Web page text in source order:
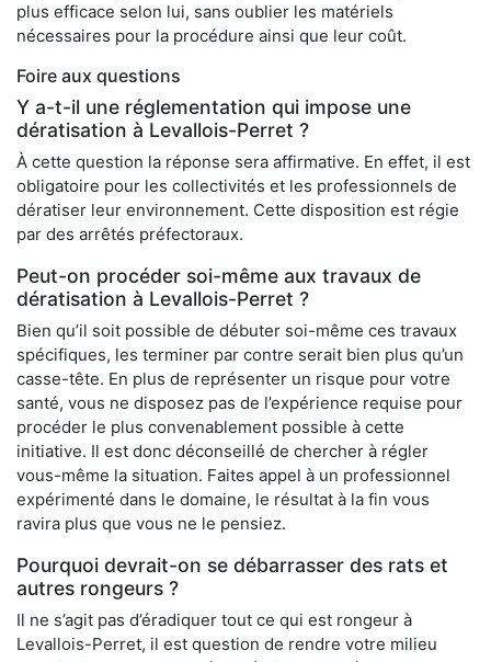
plus efficace selon lui, sans oublier les matériels
nécessaires pour la procédure ainsi que leur coût.
Foire aux questions
Y a-t-il une réglementation qui impose une
dératisation à Levallois-Perret ?
À cette question la réponse sera affirmative. En effet, il est
obligatoire pour les collectivités et les professionnels de
dératiser leur environnement. Cette disposition est régie
par des arrêtés préfectoraux.
Peut-on procéder soi-même aux travaux de
dératisation à Levallois-Perret ?
Bien qu’il soit possible de débuter soi-même ces travaux
spécifiques, les terminer par contre serait bien plus qu’un
casse-tête. En plus de représenter un risque pour votre
santé, vous ne disposez pas de l’expérience requise pour
procéder le plus convenablement possible à cette
initiative. Il est donc déconseillé de chercher à régler
vous-même la situation. Faites appel à un professionnel
expérimenté dans le domaine, le résultat à la fin vous
ravira plus que vous ne le pensiez.
Pourquoi devrait-on se débarrasser des rats et
autres rongeurs ?
Il ne s’agit pas d’éradiquer tout ce qui est rongeur à
Levallois-Perret, il est question de rendre votre milieu